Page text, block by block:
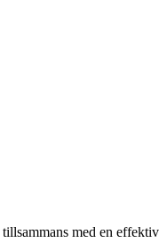
med en